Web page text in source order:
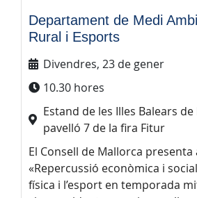
Departament de Medi
Rural i Esports
Divendres, 23 de gener
10.30 hores
Estand de les Illes Balears de
pavelló 7 de la fira Fitur
El Consell de Mallorca presenta
«Repercussió econòmica i
física i l’esport en temporada